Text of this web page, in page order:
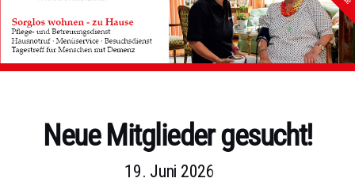
KategorienNeue Mitglieder gesucht!
19. Juni 2026